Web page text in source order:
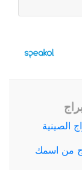
الصينية
من اسمك